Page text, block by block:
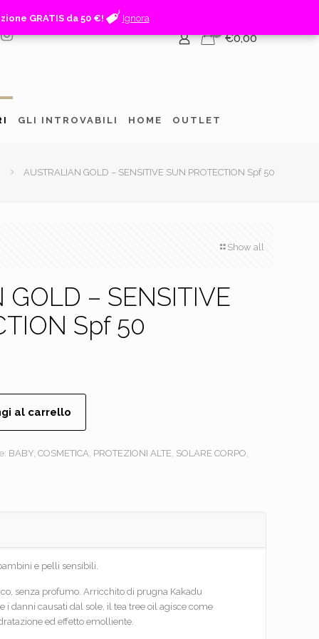
GLI INTROVABILI HOME OUTLET
€0,00
AUSTRALIAN GOLD – SENSITIVE SUN PROTECTION Spf 50
Show all
– SENSITIVE
Spf 50
al carrello
BABY, COSMETICA, PROTEZIONI ALTE, SOLARE CORPO,
e pelli sensibili.
senza profumo. Arricchito di prugna Kakadu
i danni causati dal sole, il tea tree oil agisce come
ed effetto emolliente.
GRATIS da 50 €! Ignora
GRATIS da 50 €! Ignora